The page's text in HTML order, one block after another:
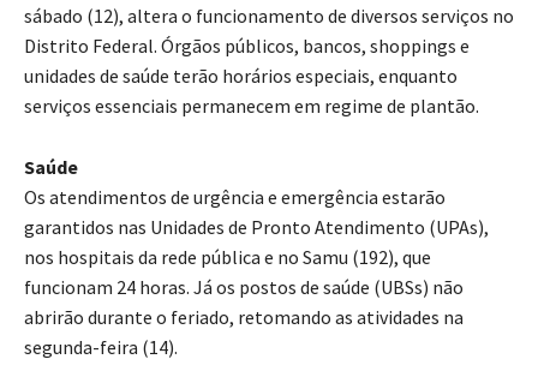
sábado (12), altera o funcionamento de diversos serviços no
Distrito Federal. Órgãos públicos, bancos, shoppings e
unidades de saúde terão horários especiais, enquanto
serviços essenciais permanecem em regime de plantão.
Saúde
Os atendimentos de urgência e emergência estarão
garantidos nas Unidades de Pronto Atendimento (UPAs),
nos hospitais da rede pública e no Samu (192), que
funcionam 24 horas. Já os postos de saúde (UBSs) não
abrirão durante o feriado, retomando as atividades na
segunda-feira (14).